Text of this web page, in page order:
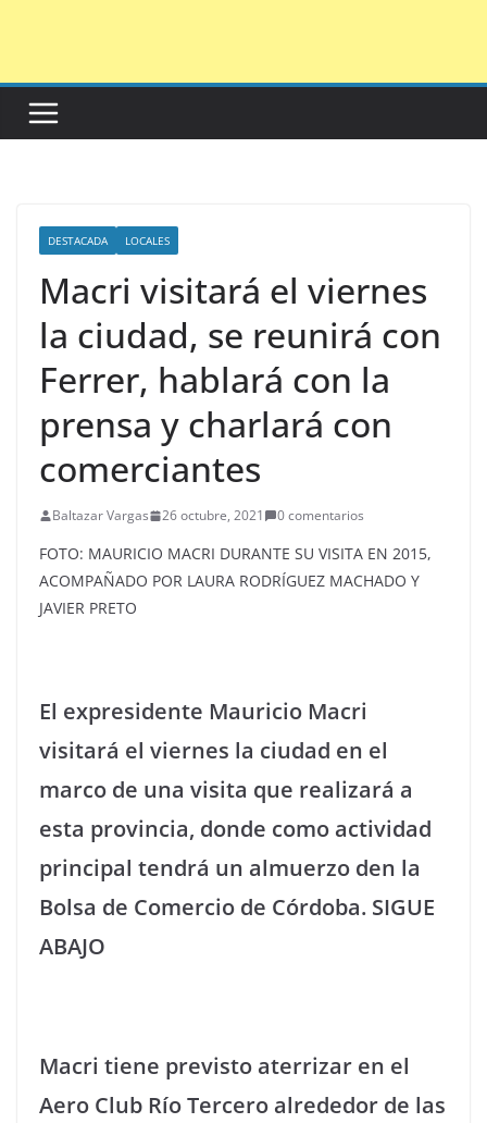
DESTACADA LOCALES
Macri visitará el viernes
la ciudad, se reunirá con
Ferrer, hablará con la
prensa y charlará con
comerciantes
Baltazar Vargas 26 octubre, 2021 0 comentarios
FOTO: MAURICIO MACRI DURANTE SU VISITA EN 2015,
ACOMPAÑADO POR LAURA RODRÍGUEZ MACHADO Y
JAVIER PRETO
El expresidente Mauricio Macri
visitará el viernes la ciudad en el
marco de una visita que realizará a
esta provincia, donde como actividad
principal tendrá un almuerzo den la
Bolsa de Comercio de Córdoba. SIGUE
ABAJO
Macri tiene previsto aterrizar en el
Aero Club Río Tercero alrededor de las